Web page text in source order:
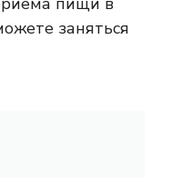
заняться